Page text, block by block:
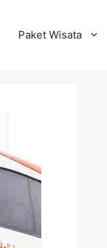
Paket Wisata